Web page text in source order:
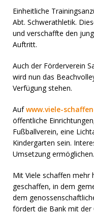
Einheitliche
Abt. Schwerathletik.
und verschaffte den
Auftritt.
Auch der Förderverein
wird nun das
Verfügung stehen.
Aufwww.viele-
öffentliche
Fußballverein, eine
Kindergarten sein.
Umsetzung ermöglichen.
Mit Viele schaffen mehr
geschaffen, in dem
dem
fördert die Bank mit der